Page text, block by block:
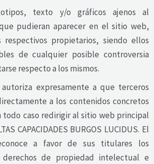
texto y/o gráficos ajenos al
que pudieran aparecer en el sitio web,
respectivos propietarios, siendo ellos
de cualquier posible controversia
respecto a los mismos.
autoriza expresamente a que terceros
a los contenidos concretos
caso redirigir al sitio web principal
CAPACIDADES BURGOS LUCIDUS. El
reconoce a favor de sus titulares los
derechos de propiedad intelectual e